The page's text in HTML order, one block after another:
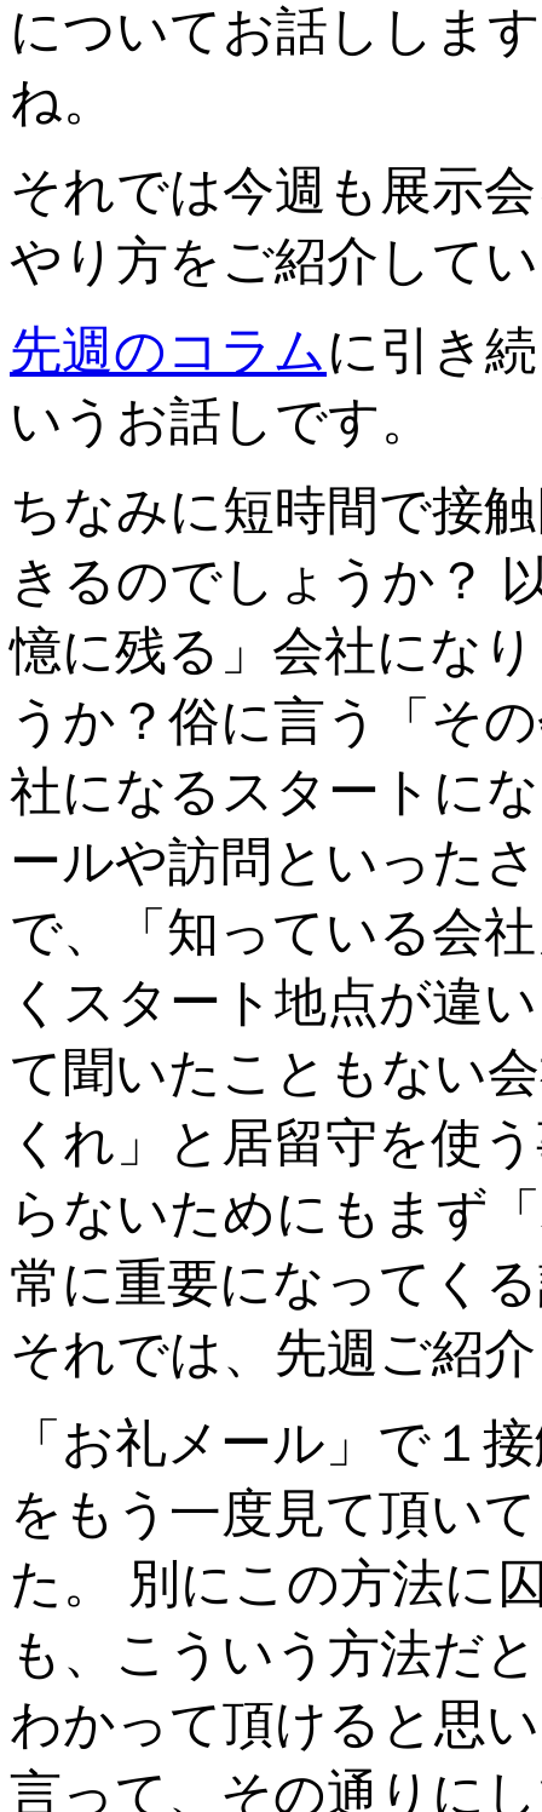
についてお話ししま
ね。
それでは今週も展示
やり方をご紹介して
先週のコラムに引き
いうお話しです。
ちなみに短時間で接
きるのでしょうか？
憶に残る」会社にな
うか？俗に言う「そ
社になるスタートに
ールや訪問といった
で、「知っている会
くスタート地点が違
て聞いたこともない
くれ」と居留守を使
らないためにもまず
常に重要になってく
それでは、先週ご紹
「お礼メール」で１
をもう一度見て頂い
た。 別にこの方法に
も、こういう方法だ
わかって頂けると思
言って、その通りに